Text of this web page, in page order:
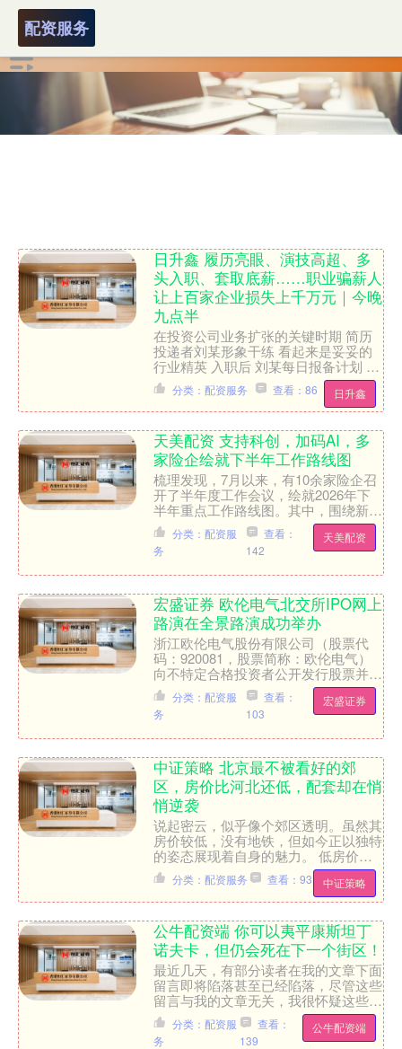
配资服务
日升鑫 履历亮眼、演技高超、多
头入职、套取底薪……职业骗薪人
让上百家企业损失上千万元｜今晚
九点半
在投资公司业务扩张的关键时期 简历
投递者刘某形象干练 看起来是妥妥的
行业精英 入职后 刘某每日报备计划 主
动带客户实地洽谈、对接项目 可半年
过去 她推进的项目却....
日升鑫
分类：配资服务 查看：86
天美配资 支持科创，加码AI，多
家险企绘就下半年工作路线图
梳理发现，7月以来，有10余家险企召
开了半年度工作会议，绘就2026年下
半年重点工作路线图。其中，围绕新质
生产力进行工作部署是险企的落脚点，
主要体现在：资产、负....
天美配资
分类：配资服
务
查看：
142
宏盛证券 欧伦电气北交所IPO网上
路演在全景路演成功举办
浙江欧伦电气股份有限公司（股票代
码：920081，股票简称：欧伦电气）
向不特定合格投资者公开发行股票并在
北交所上市网上路演2026年6月30日
（星期二）14:0....
宏盛证券
分类：配资服
务
查看：
103
中证策略 北京最不被看好的郊
区，房价比河北还低，配套却在悄
悄逆袭
说起密云，似乎像个郊区透明。虽然其
房价较低，没有地铁，但如今正以独特
的姿态展现着自身的魅力。 低房价之
下的远郊困局 根据数据，密云二手房
挂牌价1.6万每平，略高....
中证策略
分类：配资服务 查看：93
公牛配资端 你可以夷平康斯坦丁
诺夫卡，但仍会死在下一个街区！
最近几天，有部分读者在我的文章下面
留言即将陷落甚至已经陷落，尽管这些
留言与我的文章无关，我很怀疑这些读
者是否要借此填补内心中的失落与空
虚，我甚至很怀疑他们是否能....
公牛配资端
分类：配资服
务
查看：
139